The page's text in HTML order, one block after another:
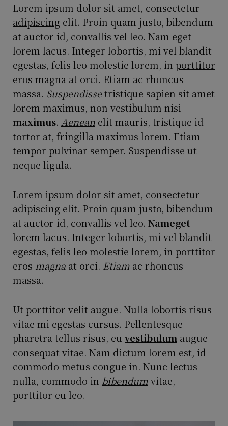
Lorem ipsum dolor sit amet, consectetur
adipiscing elit. Proin quam justo, bibendum
at auctor id, convallis vel leo. Nam eget
lorem lacus. Integer lobortis, mi vel blandit
egestas, felis leo molestie lorem, in porttitor
eros magna at orci. Etiam ac rhoncus
massa. Suspendissetristique sapien sit amet
lorem maximus, non vestibulum nisi
maximus. Aenean elit mauris, tristique id
tortor at, fringilla maximus lorem. Etiam
tempor pulvinar semper. Suspendisse ut
neque ligula.
Lorem ipsum dolor sit amet, consectetur
adipiscing elit. Proin quam justo, bibendum
at auctor id, convallis vel leo. Nameget
lorem lacus. Integer lobortis, mi vel blandit
egestas, felis leo molestie lorem, in porttitor
eros magna at orci. Etiam ac rhoncus
massa.
Ut porttitor velit augue. Nulla lobortis risus
vitae mi egestas cursus. Pellentesque
pharetra tellus risus, eu vestibulum augue
consequat vitae. Nam dictum lorem est, id
commodo metus congue in. Nunc lectus
nulla, commodo in bibendumvitae,
porttitor eu leo.